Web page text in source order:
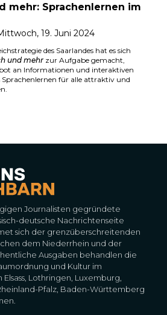
mehr: Sprachenlernen im
19. Juni 2024
des Saarlandes hat es sich
und mehr zur Aufgabe gemacht,
an Informationen und interaktiven
für alle attraktiv und
Journalisten gegründete
deutsche Nachrichtenseite
sich der grenzüberschreitenden
dem Niederrhein und der
Ausgaben behandlen die
und Kultur im
Lothringen, Luxemburg,
Pfalz, Baden-Württemberg